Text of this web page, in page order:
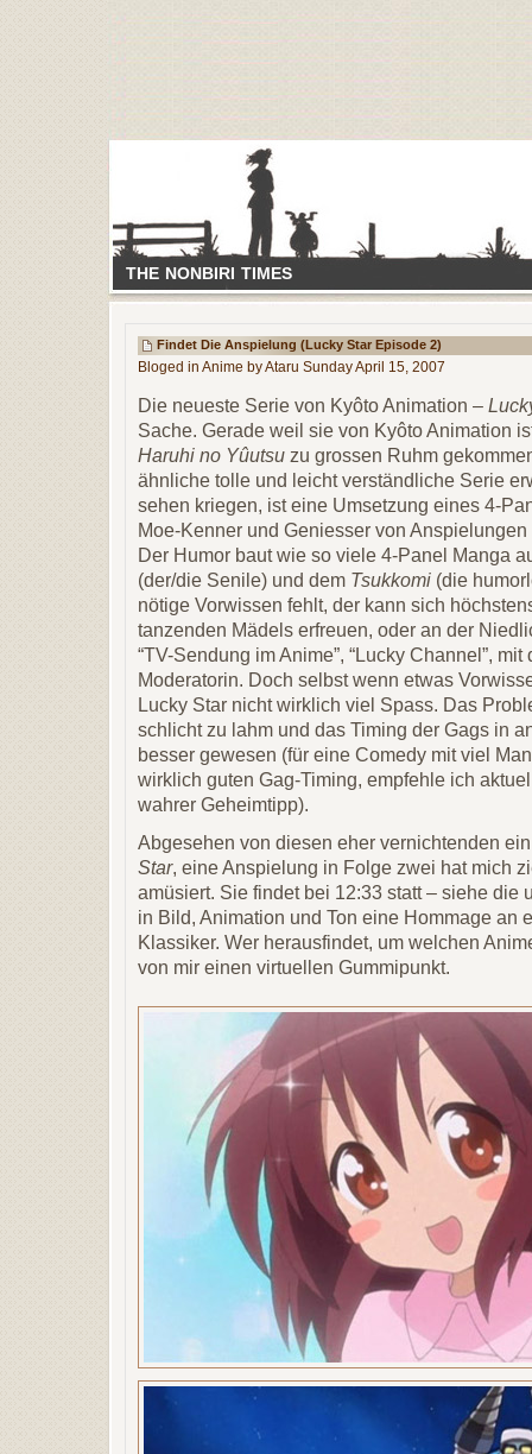
THE NONBIRI TIMES
Findet Die Anspielung (Lucky Star Episode 2)
Bloged in Anime by Ataru Sunday April 15, 2007
Die neueste Serie von Kyôto Animation –
Sache. Gerade weil sie von Kyôto Animation
Haruhi no Yûutsu zu grossen Ruhm
ähnliche tolle und leicht verständliche Serie
sehen kriegen, isteine Umsetzung eines 4-
Moe-Kenner und Geniesser von
Der Humor baut wie so viele 4-Panel Manga
(der/die Senile) und dem Tsukkomi (die
nötige Vorwissen fehlt, der kann sich
tanzenden Mädels erfreuen, oder an der
“TV-Sendung im Anime”, “Lucky Channel”,
Moderatorin. Doch selbst wenn etwas
Lucky Star nicht wirklich viel Spass. Das
schlicht zu lahm und das Timing der Gags in
besser gewesen (für eine Comedy mit viel
wirklich guten Gag-Timing, empfehle ich
wahrer Geheimtipp).
Abgesehen von diesen eher vernichtenden
Star, eine Anspielung in Folge zwei hat mich
amüsiert. Sie findet bei 12:33 statt – siehe die
in Bild, Animation und Ton eine Hommage an
Klassiker. Wer herausfindet, um welchen
von mir einen virtuellen Gummipunkt.